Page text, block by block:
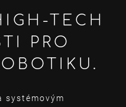
TECH
PRO
systémovým